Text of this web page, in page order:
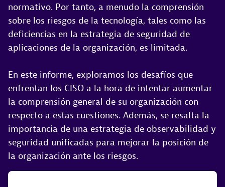
normativo. Por tanto, a menudo la comprensión
sobre los riesgos de la tecnología, tales como las
deficiencias en la estrategia de seguridad de
aplicaciones de la organización, es limitada.
En este informe, exploramos los desafíos que
enfrentan los CISO a la hora de intentar aumentar
la comprensión general de su organización con
respecto a estas cuestiones. Además, se resalta la
importancia de una estrategia de observabilidad y
seguridad unificadas para mejorar la posición de
la organización ante los riesgos.